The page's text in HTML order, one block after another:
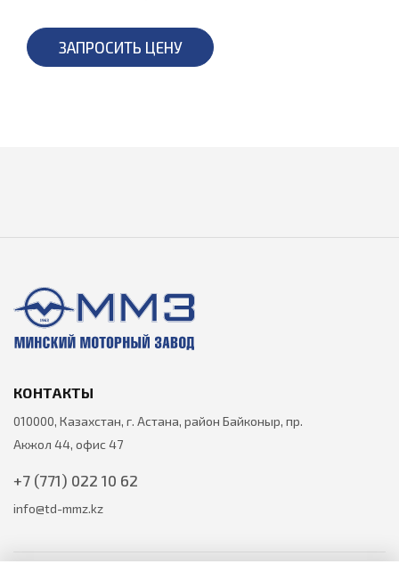
ЗАПРОСИТЬ ЦЕНУ
КОНТАКТЫ
010000, Казахстан, г. Астана, район Байконыр, пр.
Акжол 44, офис 47
+7 (771) 022 10 62
info@td-mmz.kz